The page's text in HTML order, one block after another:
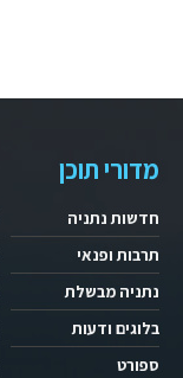
מדורי תוכן
חדשות נתניה
תרבות ופנאי
נתניה מבשלת
בלוגים ודעות
ספורט